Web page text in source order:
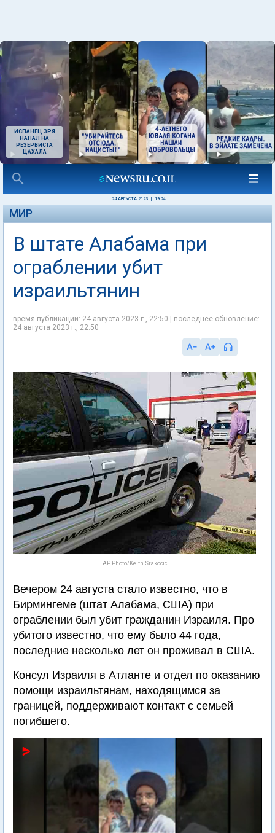
ИСПАНЕЦ ЗРЯ
НАПАЛ НА
РЕЗЕРВИСТА
ЦАХАЛА
24 АВГУСТА 2023 19:24
МИР
В штате Алабама при
ограблении убит
израильтянин
время публикации: 24 августа 2023 г., 22:50 | последнее обновление:
24 августа 2023 г., 22:50
AP Photo/Keith Srakocic
Вечером 24 августа стало известно, что в
Бирмингеме (штат Алабама, США) при
ограблении был убит гражданин Израиля. Про
убитого известно, что ему было 44 года,
последние несколько лет он проживал в США.
Консул Израиля в Атланте и отдел по оказанию
помощи израильтянам, находящимся за
границей, поддерживают контакт с семьей
погибшего.